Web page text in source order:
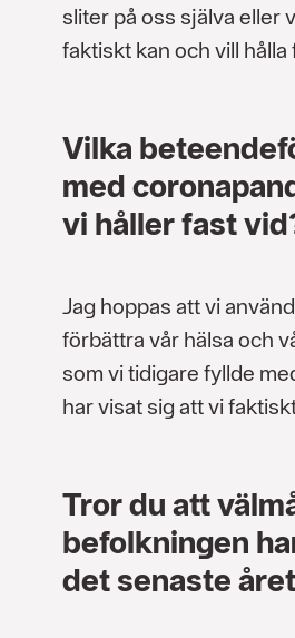
sliter på oss själva eller
faktiskt kan och vill hålla
Vilka
med
vi håller fast
Jag hoppas att vi
förbättra vår hälsa och
som vi tidigare fyllde
har visat sig att vi
Tror du att
befolkningen
det senaste